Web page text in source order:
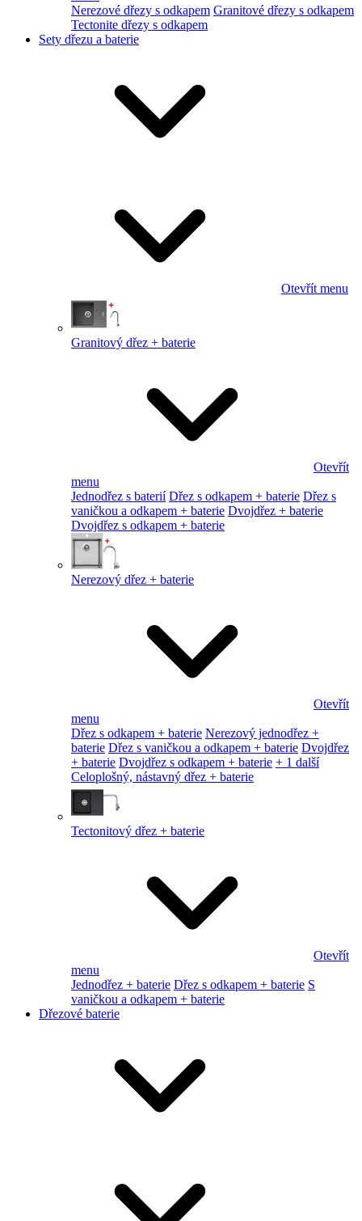
Nerezové dřezy s odkapem Granitové dřezy s odkapem
Tectonite dřezy s odkapem
Sety dřezu a baterie
Otevřít menu
Granitový dřez + baterie
Otevřít
menu
Jednodřez s baterií Dřez s odkapem + baterie Dřez s
vaničkou a odkapem + baterie Dvojdřez + baterie
Dvojdřez s odkapem + baterie
Nerezový dřez + baterie
Otevřít
menu
Dřez s odkapem + baterie Nerezový jednodřez +
baterie Dřez s vaničkou a odkapem + baterie Dvojdřez
+ baterie Dvojdřez s odkapem + baterie + 1 další
Celoplošný, nástavný dřez + baterie
Tectonitový dřez + baterie
Otevřít
menu
Jednodřez + baterie Dřez s odkapem + baterie S
vaničkou a odkapem + baterie
Dřezové baterie